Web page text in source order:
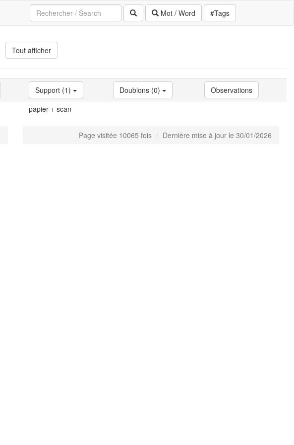
Mot / Word #Tags
Tout afficher
Support (1) Doublons (0)
Observations
papier + scan
Page visitée 10065 fois Dernière mise à jour le 30/01/2026